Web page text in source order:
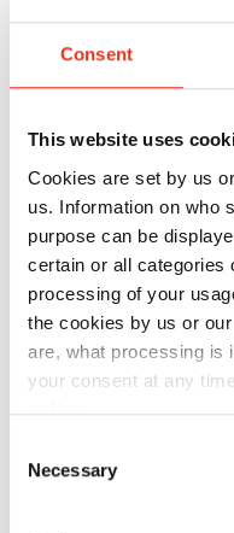
Consent
This website uses
Cookies are set by us
us. Information on who
purpose can be
certain or all categories
processing of your
the cookies by us or
are, what processing is
your consent at any
policy.
Selection
Necessary
HSM
ProfiPack
P425 +
juego de
adaptación
para aspir